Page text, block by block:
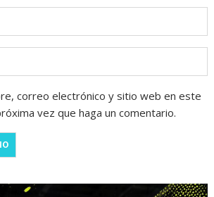
correo electrónico y sitio web en este
vez que haga un comentario.